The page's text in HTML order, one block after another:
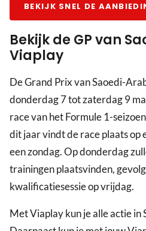
BEKIJK SNEL DE
Bekijk de GP van
Viaplay
De Grand Prix van Saoedi-
donderdag 7 tot zaterdag 9
race van het Formule 1-
dit jaar vindt de race plaats op
een zondag. Op donderdag
trainingen plaatsvinden,
kwalificatiesessie op vrijdag.
Met Viaplay kun je alle actie